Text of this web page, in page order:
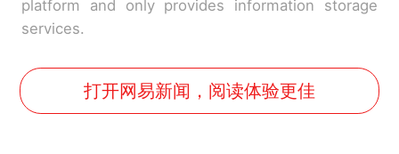
platform and only provides information storage
services.
打开网易新闻，阅读体验更佳